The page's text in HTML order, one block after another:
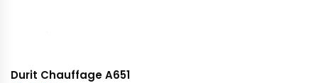
Durit Chauffage A651